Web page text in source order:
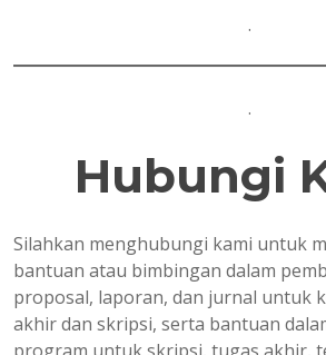
.
.
Hubungi
Silahkan menghubungi kami untuk
bantuan atau bimbingan dalam
proposal, laporan, dan jurnal untuk
akhir dan skripsi, serta bantuan